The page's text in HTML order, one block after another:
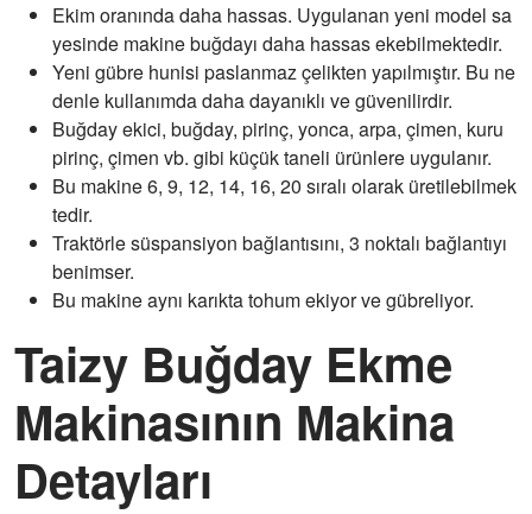
Ekim oranında daha hassas. Uygulanan yeni model sa
yesinde makine buğdayı daha hassas ekebilmektedir.
Yeni gübre hunisi paslanmaz çelikten yapılmıştır. Bu ne
denle kullanımda daha dayanıklı ve güvenilirdir.
Buğday ekici, buğday, pirinç, yonca, arpa, çimen, kuru
pirinç, çimen vb. gibi küçük taneli ürünlere uygulanır.
Bu makine 6, 9, 12, 14, 16, 20 sıralı olarak üretilebilmek
tedir.
Traktörle süspansiyon bağlantısını, 3 noktalı bağlantıyı
benimser.
Bu makine aynı karıkta tohum ekiyor ve gübreliyor.
Taizy Buğday Ekme
Makinasının Makina
Detayları